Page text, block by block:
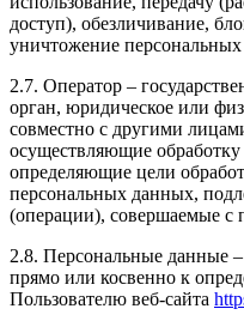
доступ), обезличивание,
уничтожение
2.7. Оператор –
орган, юридическое или
совместно с другими
осуществляющие
определяющие цели
персональных данных,
(операции), совершаемые
2.8. Персональные данные
прямо или косвенно к
Пользователю веб-сайта